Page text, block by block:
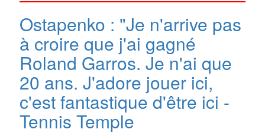
Ostapenko : "Je n'arrive pas
à croire que j'ai gagné
Roland Garros. Je n'ai que
20 ans. J'adore jouer ici,
c'est fantastique d'être ici -
Tennis Temple